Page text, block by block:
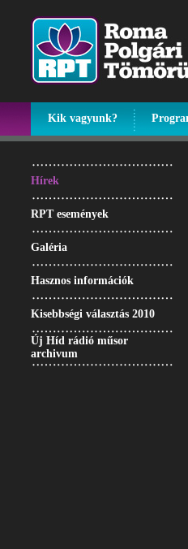
Kik vagyunk?
Hírek
RPT események
Galéria
Hasznos információk
Kisebbségi választás 2010
Új Híd rádió műsor
archivum